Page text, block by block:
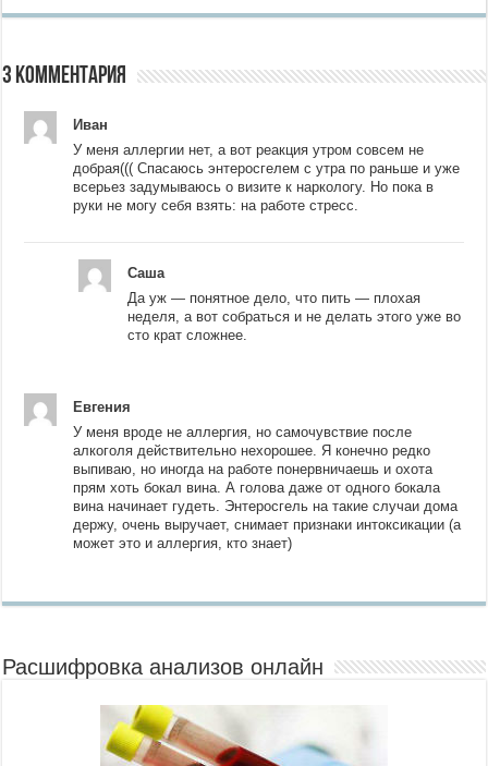
3 комментария
Иван
У меня аллергии нет, а вот реакция утром совсем не
добрая((( Спасаюсь энтеросгелем с утра по раньше и уже
всерьез задумываюсь о визите к наркологу. Но пока в
руки не могу себя взять: на работе стресс.
Саша
Да уж — понятное дело, что пить — плохая
неделя, а вот собраться и не делать этого уже во
сто крат сложнее.
Евгения
У меня вроде не аллергия, но самочувствие после
алкоголя действительно нехорошее. Я конечно редко
выпиваю, но иногда на работе понервничаешь и охота
прям хоть бокал вина. А голова даже от одного бокала
вина начинает гудеть. Энтеросгель на такие случаи дома
держу, очень выручает, снимает признаки интоксикации (а
может это и аллергия, кто знает)
Расшифровка анализов онлайн